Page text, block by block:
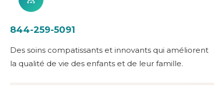
844-259-5091
Des soins compatissants et innovants qui améliorent
la qualité de vie des enfants et de leur famille.